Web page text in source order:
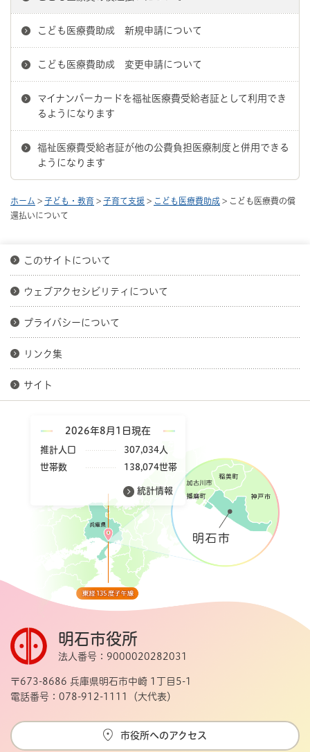
こども医療費助成 新規申請について
こども医療費助成 変更申請について
マイナンバーカードを福祉医療費受給者証として利用でき
るようになります
福祉医療費受給者証が他の公費負担医療制度と併用できる
ようになります
ホーム > 子ども・教育 > 子育て支援 > こども医療費助成 > こども医療費の償
還払いについて
このサイトについて
ウェブアクセシビリティについて
プライバシーについて
リンク集
サイト
2026年8月1日現在
推計人口
307,034人
世帯数
138,074世帯
統計情報
明石市役所
法人番号：9000020282031
〒673-8686 兵庫県明石市中崎 1丁目5-1
電話番号：078-912-1111（大代表）
市役所へのアクセス